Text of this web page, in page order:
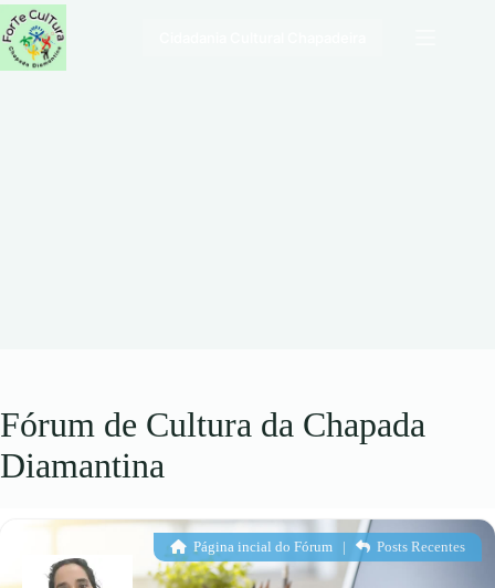
Pular
para
o
conteúdo
Fórum de Cultura da Chapada
Diamantina
Página incial do Fórum | Posts Recentes